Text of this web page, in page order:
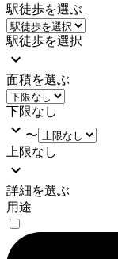
駅徒歩を選ぶ
駅徒歩を選択
面積を選ぶ
下限なし
〜
上限なし
詳細を選ぶ
用途